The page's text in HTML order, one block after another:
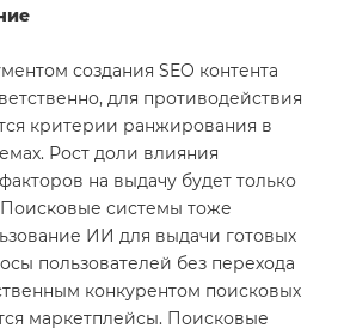
создания SEO контента
для противодействия
критерии ранжирования в
Рост доли влияния
на выдачу будет только
Поисковые системы тоже
ИИ для выдачи готовых
пользователей без перехода
конкурентом поисковых
маркетплейсы. Поисковые